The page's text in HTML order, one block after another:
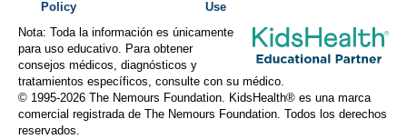
Policy
Use
Nota: Toda la información es únicamente
para uso educativo. Para obtener
consejos médicos, diagnósticos y
tratamientos específicos, consulte con su médico.
© 1995-2026 The Nemours Foundation. KidsHealth® es una marca
comercial registrada de The Nemours Foundation. Todos los derechos
reservados.